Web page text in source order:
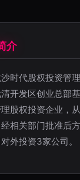
介
时代股权投资管
开发区创业总部
股权投资企业，
相关部门批准后
外投资3家公司。